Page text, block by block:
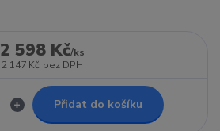
2 598 Kč/ks
2 147 Kč bez DPH
Přidat do košíku